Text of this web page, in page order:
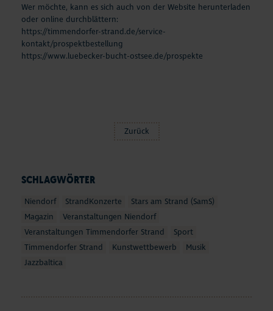
SCHLAGWÖRTER
Niendorf StrandKonzerte
Stars am Strand (SamS)
Magazin
Veranstaltungen Niendorf
Veranstaltungen Timmendorfer Strand
Sport
Timmendorfer Strand
Kunstwettbewerb
Musik
Jazzbaltica
Wer möchte, kann es sich auch von der Website herunterladen
oder online durchblättern:
https://timmendorfer-strand.de/service-
kontakt/prospektbestellung
https://www.luebecker-bucht-ostsee.de/prospekte
Zurück